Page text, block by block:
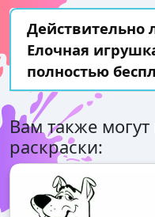
Действительно
Елочная
полностью
Вам также
раскраски: